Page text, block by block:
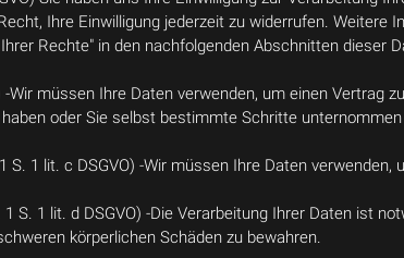
Ihre Einwilligung jederzeit zu widerrufen. Weitere
Rechte" in den nachfolgenden Abschnitten dieser
-Wir müssen Ihre Daten verwenden, um einen
oder Sie selbst bestimmte Schritte
S. 1 lit. c DSGVO) -Wir müssen Ihre Daten verwenden,
1 S. 1 lit. d DSGVO) -Die Verarbeitung Ihrer Daten ist
körperlichen Schäden zu bewahren.